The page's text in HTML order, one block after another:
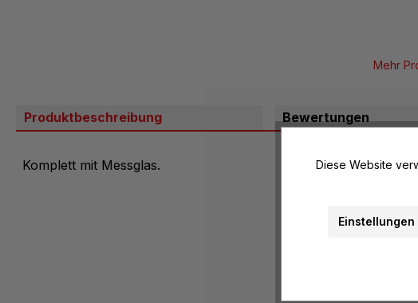
Mehr
Produktbeschreibung Bewertungen
Komplett mit Messglas.
Diese Website
Einstellungen